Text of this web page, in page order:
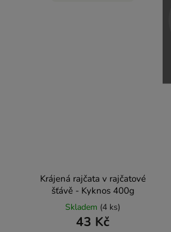
Krájená rajčata v rajčatové
šťávě - Kyknos 400g
Skladem (4 ks)
43 Kč